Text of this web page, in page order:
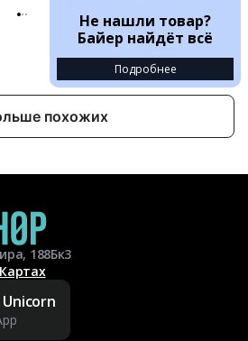
Не нашли товар?
Байер найдёт всё
Подробнее
похожих
188Бк3